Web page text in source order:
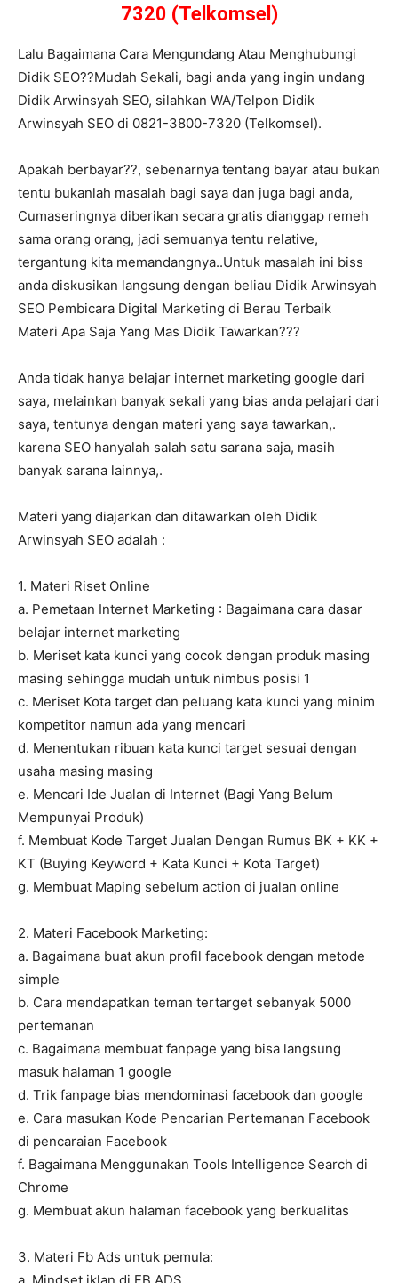
7320 (Telkomsel)
Lalu Bagaimana Cara Mengundang Atau Menghubungi
Didik SEO??Mudah Sekali, bagi anda yang ingin undang
Didik Arwinsyah SEO, silahkan WA/Telpon Didik
Arwinsyah SEO di 0821-3800-7320 (Telkomsel).
Apakah berbayar??, sebenarnya tentang bayar atau bukan
tentu bukanlah masalah bagi saya dan juga bagi anda,
Cumaseringnya diberikan secara gratis dianggap remeh
sama orang orang, jadi semuanya tentu relative,
tergantung kita memandangnya..Untuk masalah ini biss
anda diskusikan langsung dengan beliau Didik Arwinsyah
SEO Pembicara Digital Marketing di Berau Terbaik
Materi Apa Saja Yang Mas Didik Tawarkan???
Anda tidak hanya belajar internet marketing google dari
saya, melainkan banyak sekali yang bias anda pelajari dari
saya, tentunya dengan materi yang saya tawarkan,.
karena SEO hanyalah salah satu sarana saja, masih
banyak sarana lainnya,.
Materi yang diajarkan dan ditawarkan oleh Didik
Arwinsyah SEO adalah :
1. Materi Riset Online
a. Pemetaan Internet Marketing : Bagaimana cara dasar
belajar internet marketing
b. Meriset kata kunci yang cocok dengan produk masing
masing sehingga mudah untuk nimbus posisi 1
c. Meriset Kota target dan peluang kata kunci yang minim
kompetitor namun ada yang mencari
d. Menentukan ribuan kata kunci target sesuai dengan
usaha masing masing
e. Mencari Ide Jualan di Internet (Bagi Yang Belum
Mempunyai Produk)
f. Membuat Kode Target Jualan Dengan Rumus BK + KK +
KT (Buying Keyword + Kata Kunci + Kota Target)
g. Membuat Maping sebelum action di jualan online
2. Materi Facebook Marketing:
a. Bagaimana buat akun profil facebook dengan metode
simple
b. Cara mendapatkan teman tertarget sebanyak 5000
pertemanan
c. Bagaimana membuat fanpage yang bisa langsung
masuk halaman 1 google
d. Trik fanpage bias mendominasi facebook dan google
e. Cara masukan Kode Pencarian Pertemanan Facebook
di pencaraian Facebook
f. Bagaimana Menggunakan Tools Intelligence Search di
Chrome
g. Membuat akun halaman facebook yang berkualitas
3. Materi Fb Ads untuk pemula: